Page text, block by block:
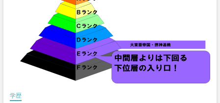
学歴